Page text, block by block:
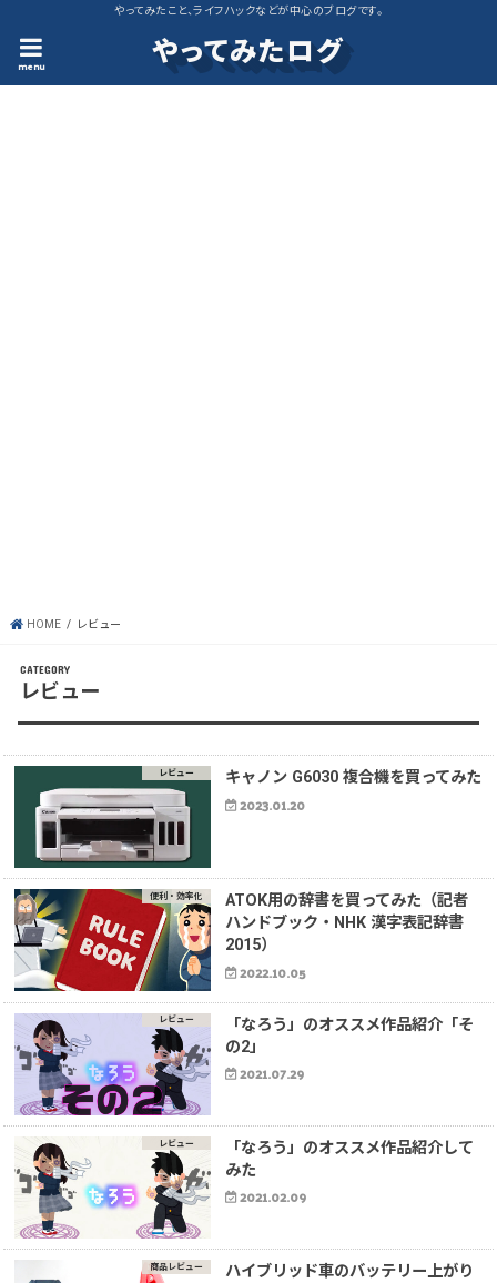
やってみたこと、ライフハックなどが中心のブログです。
やってみたログ
menu
HOME レビュー
レビュー
レビュー キャノン G6030 複合機を買ってみた
2023.01.20
便利・効率化
ATOK用の辞書を買ってみた（記者
ハンドブック・NHK 漢字表記辞書
2015）
2022.10.05
レビュー
「なろう」のオススメ作品紹介「そ
の2」
2021.07.29
レビュー
「なろう」のオススメ作品紹介して
みた
2021.02.09
商品レビュー
ハイブリッド車のバッテリー上がり